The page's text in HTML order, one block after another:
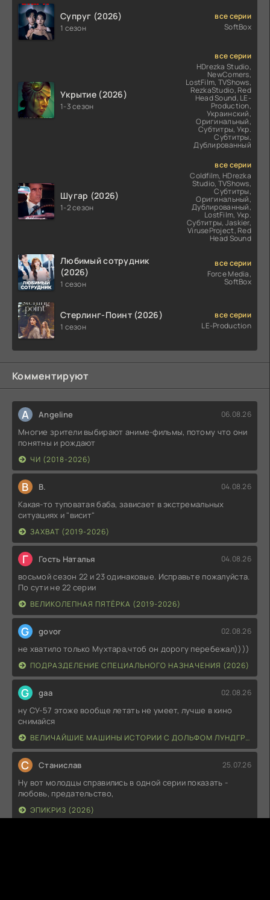
Супруг (2026)
1 сезон
все серии
SoftBox
Укрытие (2026)
1-3 сезон
все серии
HDrezka Studio,
NewComers,
LostFilm, TVShows,
RezkaStudio, Red
Head Sound, LE-
Production,
Украинский,
Оригинальный,
Субтитры, Укр.
Субтитры,
Дублированный
Шугар (2026)
1-2 сезон
все серии
Coldfilm, HDrezka
Studio, TVShows,
Субтитры,
Оригинальный,
Дублированный,
LostFilm, Укр.
Субтитры, Jaskier,
ViruseProject, Red
Head Sound
Любимый сотрудник
(2026)
1 сезон
все серии
Force Media,
SoftBox
Стерлинг-Поинт (2026)
1 сезон
все серии
LE-Production
Комментируют
A Angeline 06.08.26
Многие зрители выбирают аниме-фильмы, потому что они
понятны и рождают
ЧИ (2018-2026)
В В. 04.08.26
Какая-то туповатая баба, зависает в экстремальных
ситуациях и "висит"
ЗАХВАТ (2019-2026)
Г Гость Наталья 04.08.26
восьмой сезон 22 и 23 одинаковые. Исправьте пожалуйста.
По сути не 22 серии
ВЕЛИКОЛЕПНАЯ ПЯТЁРКА (2019-2026)
G govor 02.08.26
не хватило только Мухтара,чтоб он дорогу перебежал))))
ПОДРАЗДЕЛЕНИЕ СПЕЦИАЛЬНОГО НАЗНАЧЕНИЯ (2026)
G gaa 02.08.26
ну СУ-57 этоже вообще летать не умеет, лучше в кино
снимайся
ВЕЛИЧАЙШИЕ МАШИНЫ ИСТОРИИ С ДОЛЬФОМ ЛУНДГРЕНОМ (2026)
С Станислав 25.07.26
Ну вот молодцы справились в одной серии показать -
любовь, предательство,
ЭПИКРИЗ (2026)